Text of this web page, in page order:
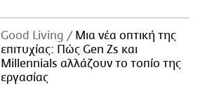
Good Living
Μια νέα οπτική της
επιτυχίας: Πώς Gen Zs και
Millennials αλλάζουν το τοπίο της
εργασίας